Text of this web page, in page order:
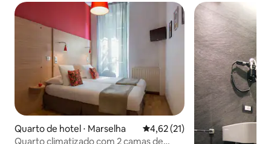
Quarto de hotel ⋅ Marselha 4,62 de uma avaliação média
4,62 (21)
Quarto climatizado com 2 camas de